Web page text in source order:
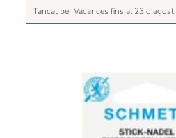
Tancat per Vacances fins al 23 d'agost.